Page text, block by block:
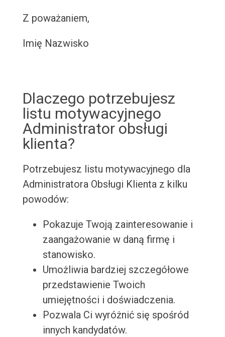
Z poważaniem,
Imię Nazwisko
Dlaczego potrzebujesz
listu motywacyjnego
Administrator obsługi
klienta?
Potrzebujesz listu motywacyjnego dla
Administratora Obsługi Klienta z kilku
powodów:
Pokazuje Twoją zainteresowanie i
zaangażowanie w daną firmę i
stanowisko.
Umożliwia bardziej szczegółowe
przedstawienie Twoich
umiejętności i doświadczenia.
Pozwala Ci wyróżnić się spośród
innych kandydatów.